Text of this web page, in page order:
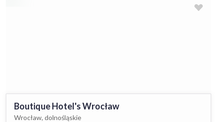
Boutique Hotel's Wrocław
Wrocław, dolnośląskie